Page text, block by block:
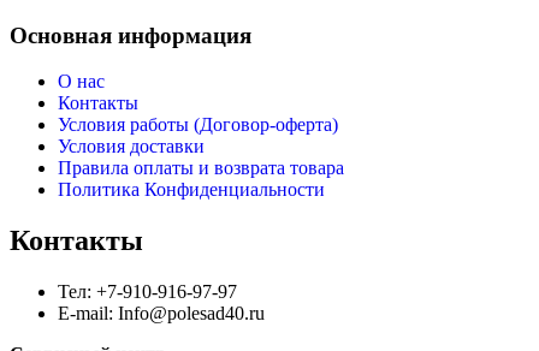
Основная информация
О нас
Контакты
Условия работы (Договор-оферта)
Условия доставки
Правила оплаты и возврата товара
Политика Конфиденциальности
Контакты
Тел: +7-910-916-97-97
E-mail: Info@polesad40.ru